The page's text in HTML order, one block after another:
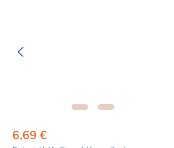
6,69 €